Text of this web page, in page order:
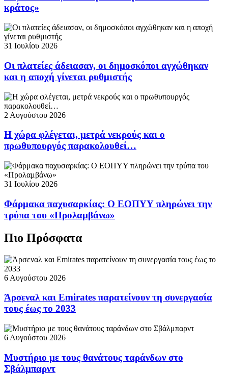
κράτος»
31 Ιουλίου 2026
Οι πλατείες άδειασαν, οι δημοσκόποι αγχώθηκαν
και η αποχή γίνεται ρυθμιστής
2 Αυγούστου 2026
Η χώρα φλέγεται, μετρά νεκρούς και ο
πρωθυπουργός παρακολουθεί…
31 Ιουλίου 2026
Φάρμακα παχυσαρκίας: Ο ΕΟΠΥΥ πληρώνει την
τρύπα του «Προλαμβάνω»
Πιο Πρόσφατα
6 Αυγούστου 2026
Άρσεναλ και Emirates παρατείνουν τη συνεργασία
τους έως το 2033
6 Αυγούστου 2026
Μυστήριο με τους θανάτους ταράνδων στο
Σβάλμπαρντ